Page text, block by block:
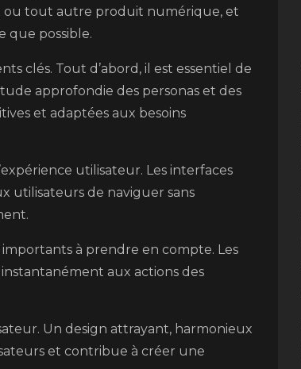
ou tout autre produit numérique, et
que possible.
clés. Tout d’abord, il est essentiel de
approfondie des personas et des
et adaptées aux besoins
utilisateur. Les interfaces
utilisateurs de naviguer sans
à prendre en compte. Les
aux actions des
Un design attrayant, harmonieux
et contribue à créer une